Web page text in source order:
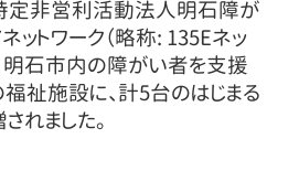
定非営利活動法人明石障が
トワーク（略称: 135Eネッ
明石市内の障がい者を支援
祉施設に、計5台のはじまる
れました。